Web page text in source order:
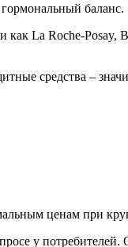
баланс.
La Roche-Posay,
средства –
ценам при
у